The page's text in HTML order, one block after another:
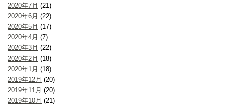
2020年7月 (21)
2020年6月 (22)
2020年5月 (17)
2020年4月 (7)
2020年3月 (22)
2020年2月 (18)
2020年1月 (18)
2019年12月 (20)
2019年11月 (20)
2019年10月 (21)